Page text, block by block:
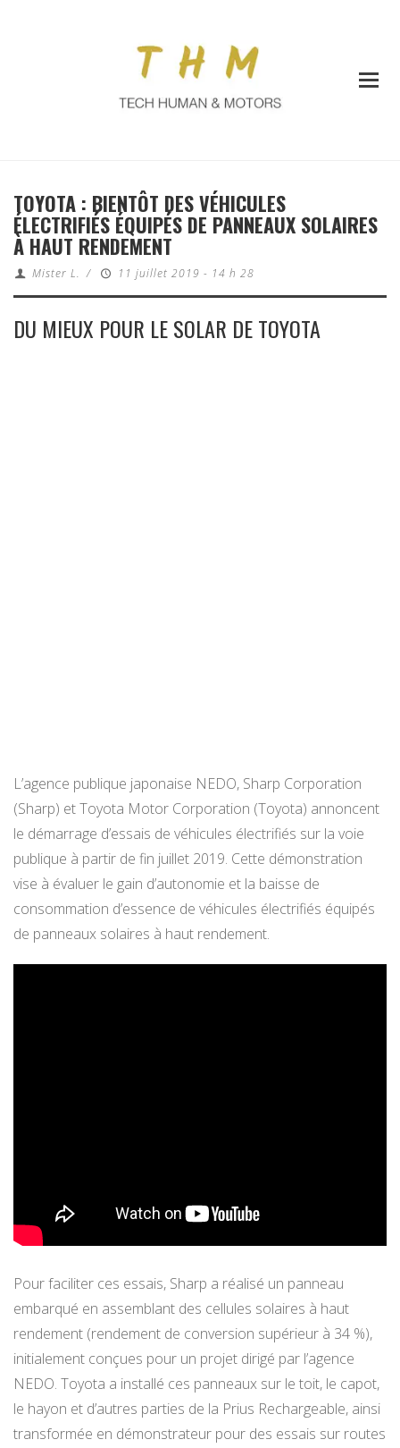
TOYOTA : BIENTÔT DES VÉHICULES
ÉLECTRIFIÉS ÉQUIPÉS DE PANNEAUX SOLAIRES
À HAUT RENDEMENT
Mister L. / 11 juillet 2019 - 14 h 28
DU MIEUX POUR LE SOLAR DE TOYOTA
L’agence publique japonaise NEDO, Sharp Corporation
(Sharp) et Toyota Motor Corporation (Toyota) annoncent
le démarrage d’essais de véhicules électrifiés sur la voie
publique à partir de fin juillet 2019. Cette démonstration
vise à évaluer le gain d’autonomie et la baisse de
consommation d’essence de véhicules électrifiés équipés
de panneaux solaires à haut rendement.
Pour faciliter ces essais, Sharp a réalisé un panneau
embarqué en assemblant des cellules solaires à haut
rendement (rendement de conversion supérieur à 34 %),
initialement conçues pour un projet dirigé par l’agence
NEDO. Toyota a installé ces panneaux sur le toit, le capot,
le hayon et d’autres parties de la Prius Rechargeable, ainsi
transformée en démonstrateur pour des essais sur routes